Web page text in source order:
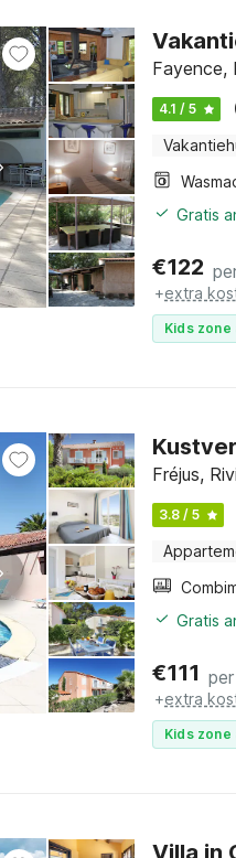
Fayence,
4.1 / 5
Gratis
€122
+extra
Kids zone
Fréjus,
3.8 / 5
Gratis
€111
+extra
Kids zone
Villa in